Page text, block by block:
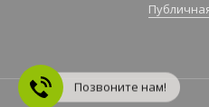
Позвоните нам!